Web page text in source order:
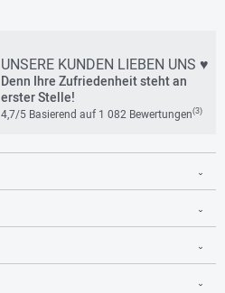
UNSERE KUNDEN LIEBEN UNS ♥
Denn Ihre Zufriedenheit steht an
erster Stelle!
4,7/5 Basierend auf 1 082 Bewertungen(3)